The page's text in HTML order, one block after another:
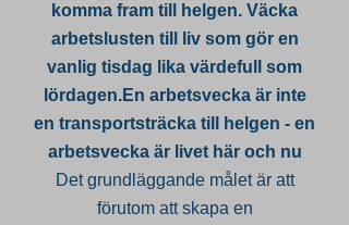
komma fram till helgen. Väcka
arbetslusten till liv som gör en
vanlig tisdag lika värdefull som
lördagen.En arbetsvecka är inte
en transportsträcka till helgen - en
arbetsvecka är livet här och nu
Det grundläggande målet är att
förutom att skapa en